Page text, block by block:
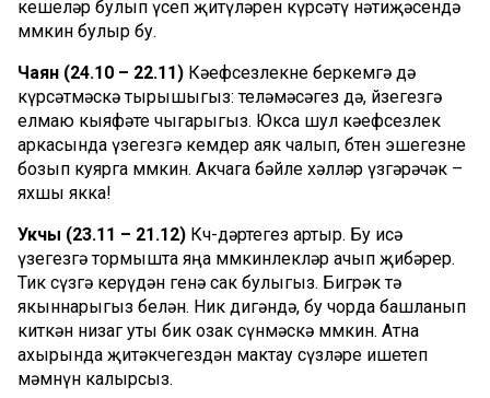
кешеләр булып үсеп җитүләрен күрсәтү нәтиҗәсендә
мөмкин булыр бу.
Чаян (24.10 – 22.11) Кәефсезлекне беркемгә дә
күрсәтмәскә тырышыгыз: теләмәсәгез дә, йөзегезгә
елмаю кыяфәте чыгарыгыз. Юкса шул кәефсезлек
аркасында үзегезгә кемдер аяк чалып, бөтен эшегезне
бозып куярга мөмкин. Акчага бәйле хәлләр үзгәрәчәк –
яхшы якка!
Укчы (23.11 – 21.12) Көч-дәртегез артыр. Бу исә
үзегезгә тормышта яңа мөмкинлекләр ачып җибәрер.
Тик сүзгә керүдән генә сак булыгыз. Бигрәк тә
якыннарыгыз белән. Ник дигәндә, бу чорда башланып
киткән низаг уты бик озак сүнмәскә мөмкин. Атна
ахырында җитәкчегездән мактау сүзләре ишетеп
мәмнүн калырсыз.